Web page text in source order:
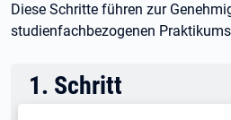
Diese Schritte führen zur
studienfachbezogenen
1. Schritt